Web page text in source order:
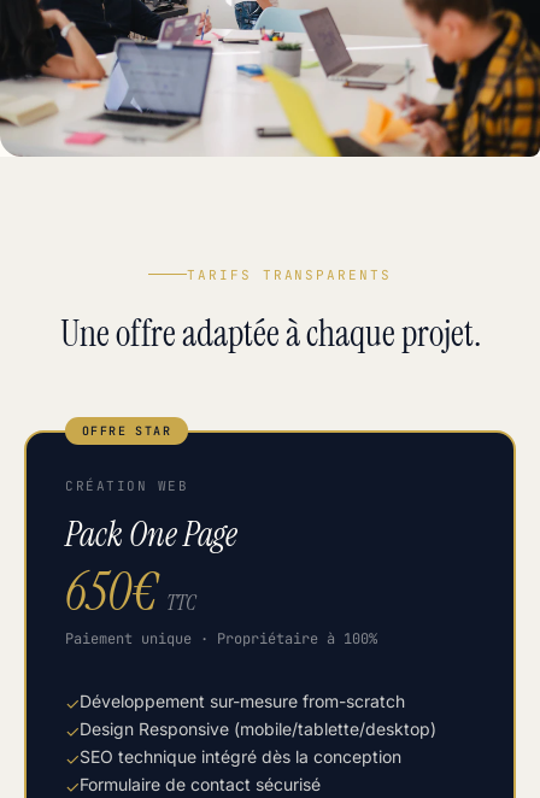
TARIFS TRANSPARENTS
Une offre adaptée à chaque projet.
OFFRE STAR
CRÉATION WEB
Pack One Page
650€ TTC
Paiement unique · Propriétaire à 100%
✓Développement sur-mesure from-scratch
✓Design Responsive (mobile/tablette/desktop)
✓SEO technique intégré dès la conception
✓Formulaire de contact sécurisé